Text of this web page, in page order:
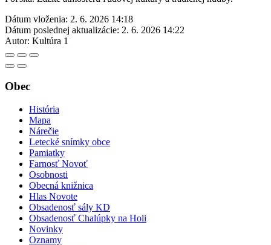
Dátum vloženia: 2. 6. 2026 14:18
Dátum poslednej aktualizácie: 2. 6. 2026 14:22
Autor: Kultúra 1
Obec
História
Mapa
Nárečie
Letecké snímky obce
Pamiatky
Farnosť Novoť
Osobnosti
Obecná knižnica
Hlas Novote
Obsadenosť sály KD
Obsadenosť Chalúpky na Holi
Novinky
Oznamy